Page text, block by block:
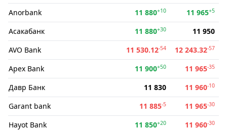
Anorbank 11 880+10 11 965+5
Асакабанк 11 880+30
11 950
AVO Bank
11 530.12-54 12 243.32-57
Apex Bank 11 900+50 11 965-35
Давр Банк 11 830 11 960-10
Garant bank 11 885-5 11 965-30
Hayot Bank 11 850+20 11 960-30